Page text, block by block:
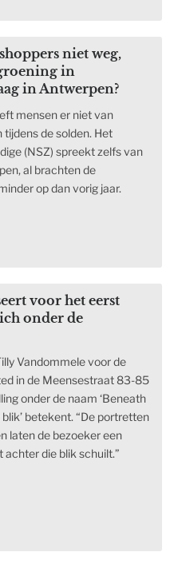
niet weg,
in
in Antwerpen?
mensen er niet van
de solden. Het
(NSZ) spreekt zelfs van
al brachten de
op dan vorig jaar.
voor het eerst
onder de
Vandommele voor de
in de Meensestraat 83-85
onder de naam ‘Beneath
betekent. “De portretten
laten de bezoeker een
die blik schuilt.”